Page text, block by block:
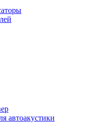
автоакустики